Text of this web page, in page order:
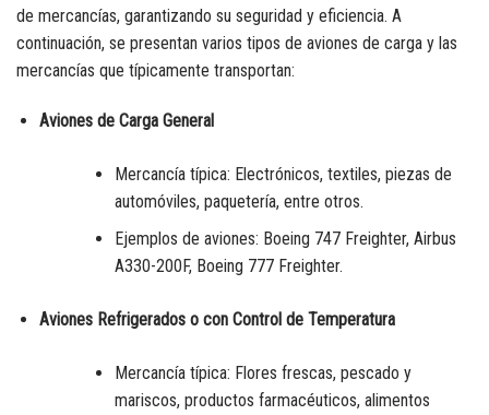
de mercancías, garantizando su seguridad y eficiencia. A
continuación, se presentan varios tipos de aviones de carga y las
mercancías que típicamente transportan:
Aviones de Carga General
Mercancía típica: Electrónicos, textiles, piezas de
automóviles, paquetería, entre otros.
Ejemplos de aviones: Boeing 747 Freighter, Airbus
A330-200F, Boeing 777 Freighter.
Aviones Refrigerados o con Control de Temperatura
Mercancía típica: Flores frescas, pescado y
mariscos, productos farmacéuticos, alimentos